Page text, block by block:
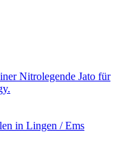
Nitrolegende Jato für
in Lingen / Ems